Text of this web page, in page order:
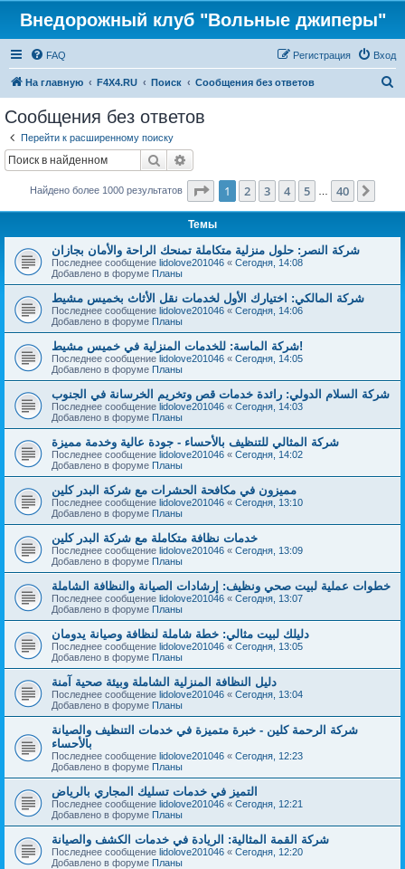
Внедорожный клуб "Вольные джиперы"
FAQ Вход
Регистрация
На главную F4X4.RU Поиск Сообщения без ответов
Сообщения без ответов
Перейти к расширенному поиску
Поиск
Найдено более 1000 результатов Страница из 40
1 2 3 4 5 40
Темы
شركة النصر: حلول منزلية متكاملة تمنحك الراحة والأمان بجازان
Последнее сообщение lidolove201046 « Сегодня, 14:08
Добавлено в форуме Планы
شركة المالكي: اختيارك الأول لخدمات نقل الأثاث بخميس مشيط
Последнее сообщение lidolove201046 « Сегодня, 14:06
Добавлено в форуме Планы
شركة الماسة: للخدمات المنزلية في خميس مشيط!
Последнее сообщение lidolove201046 « Сегодня, 14:05
Добавлено в форуме Планы
شركة السلام الدولي: رائدة خدمات قص وتخريم الخرسانة في الجنوب
Последнее сообщение lidolove201046 « Сегодня, 14:03
Добавлено в форуме Планы
شركة المثالي للتنظيف بالأحساء - جودة عالية وخدمة مميزة
Последнее сообщение lidolove201046 « Сегодня, 14:02
Добавлено в форуме Планы
مميزون في مكافحة الحشرات مع شركة البدر كلين
Последнее сообщение lidolove201046 « Сегодня, 13:10
Добавлено в форуме Планы
خدمات نظافة متكاملة مع شركة البدر كلين
Последнее сообщение lidolove201046 « Сегодня, 13:09
Добавлено в форуме Планы
خطوات عملية لبيت صحي ونظيف: إرشادات الصيانة والنظافة الشاملة
Последнее сообщение lidolove201046 « Сегодня, 13:07
Добавлено в форуме Планы
دليلك لبيت مثالي: خطة شاملة لنظافة وصيانة يدومان
Последнее сообщение lidolove201046 « Сегодня, 13:05
Добавлено в форуме Планы
دليل النظافة المنزلية الشاملة وبيئة صحية آمنة
Последнее сообщение lidolove201046 « Сегодня, 13:04
Добавлено в форуме Планы
شركة الرحمة كلين - خبرة متميزة في خدمات التنظيف والصيانة
بالأحساء
Последнее сообщение lidolove201046 « Сегодня, 12:23
Добавлено в форуме Планы
التميز في خدمات تسليك المجاري بالرياض
Последнее сообщение lidolove201046 « Сегодня, 12:21
Добавлено в форуме Планы
شركة القمة المثالية: الريادة في خدمات الكشف والصيانة
Последнее сообщение lidolove201046 « Сегодня, 12:20
Добавлено в форуме Планы